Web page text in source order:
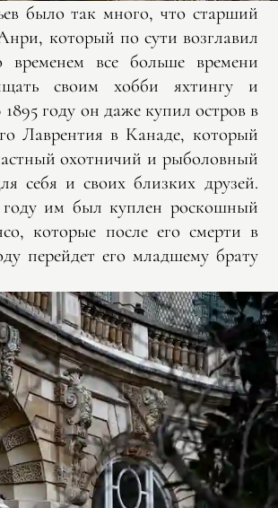
было так много, что старший
который по сути возглавил
все больше времени
своим хобби яхтингу и
году он даже купил остров в
Лаврентия в Канаде, который
охотничий и рыболовный
себя и своих близких друзей.
году им был куплен роскошный
которые после его смерти в
перейдет его младшему брату